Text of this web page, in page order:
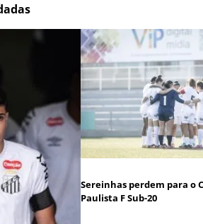
Sereinhas perdem para o
Paulista F Sub-20